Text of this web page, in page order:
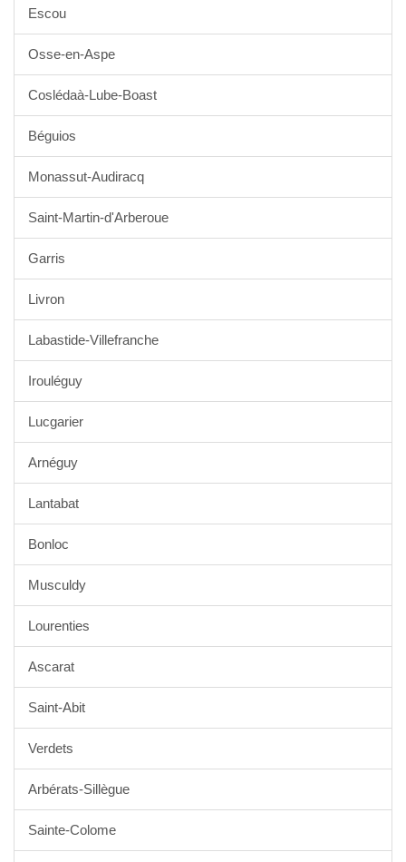
Escou
Osse-en-Aspe
Coslédaà-Lube-Boast
Béguios
Monassut-Audiracq
Saint-Martin-d'Arberoue
Garris
Livron
Labastide-Villefranche
Irouléguy
Lucgarier
Arnéguy
Lantabat
Bonloc
Musculdy
Lourenties
Ascarat
Saint-Abit
Verdets
Arbérats-Sillègue
Sainte-Colome